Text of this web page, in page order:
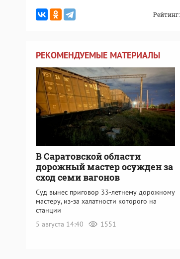
Рейтинг:
РЕКОМЕНДУЕМЫЕ МАТЕРИАЛЫ
В Саратовской области
дорожный мастер осужден за
сход семи вагонов
Суд вынес приговор 33-летнему дорожному
мастеру, из-за халатности которого на
станции
5 августа 14:40
1551